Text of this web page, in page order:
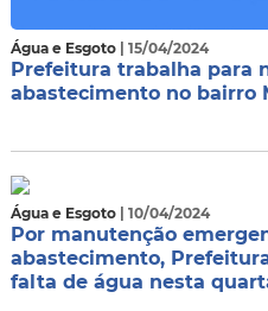
Água e Esgoto | 15/04/2024
Prefeitura trabalha para
abastecimento no bairro
Água e Esgoto | 10/04/2024
Por manutenção
abastecimento,
falta de água nesta